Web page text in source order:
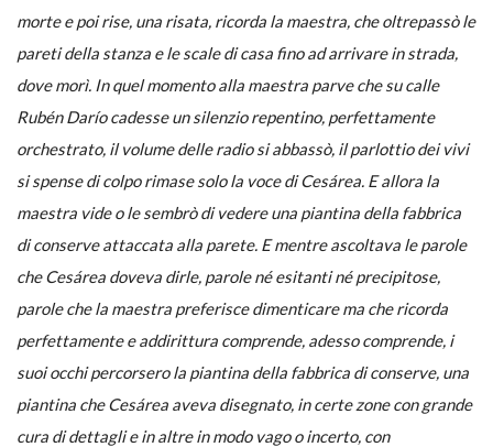
morte e poi rise, una risata, ricorda la maestra, che oltrepassò le
pareti della stanza e le scale di casa fino ad arrivare in strada,
dove morì. In quel momento alla maestra parve che su calle
Rubén Darío cadesse un silenzio repentino, perfettamente
orchestrato, il volume delle radio si abbassò, il parlottio dei vivi
si spense di colpo rimase solo la voce di Cesárea. E allora la
maestra vide o le sembrò di vedere una piantina della fabbrica
di conserve attaccata alla parete. E mentre ascoltava le parole
che Cesárea doveva dirle, parole né esitanti né precipitose,
parole che la maestra preferisce dimenticare ma che ricorda
perfettamente e addirittura comprende, adesso comprende, i
suoi occhi percorsero la piantina della fabbrica di conserve, una
piantina che Cesárea aveva disegnato, in certe zone con grande
cura di dettagli e in altre in modo vago o incerto, con